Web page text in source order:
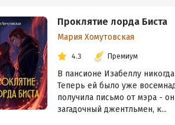
Проклятие лорда Биста
Мария Хомутовская
4.3 Премиум
В пансионе Изабеллу
Теперь ей было уже
получила письмо от мэра -
загадочный джентльмен, к...